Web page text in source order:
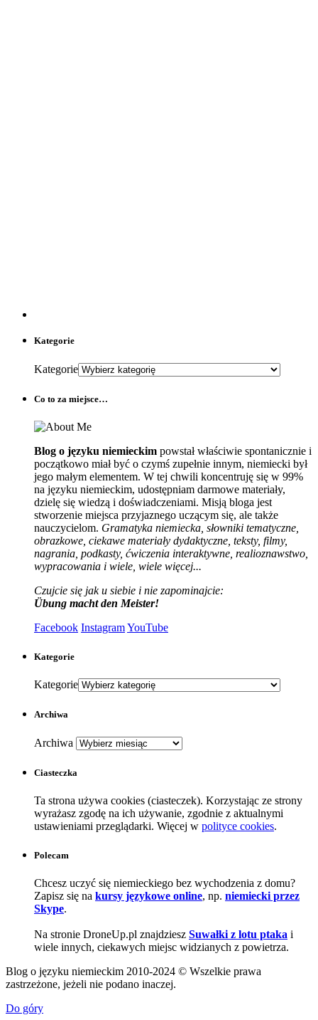
Kategorie
Kategorie
Co to za miejsce…
Blog o języku niemieckim powstał właściwie spontanicznie i
początkowo miał być o czymś zupełnie innym, niemiecki był
jego małym elementem. W tej chwili koncentruję się w 99%
na języku niemieckim, udostępniam darmowe materiały,
dzielę się wiedzą i doświadczeniami. Misją bloga jest
stworzenie miejsca przyjaznego uczącym się, ale także
nauczycielom. Gramatyka niemiecka, słowniki tematyczne,
obrazkowe, ciekawe materiały dydaktyczne, teksty, filmy,
nagrania, podkasty, ćwiczenia interaktywne, realioznawstwo,
wypracowania i wiele, wiele więcej...
Czujcie się jak u siebie i nie zapominajcie:
Übung macht den Meister!
Facebook InstagramYouTube
Kategorie
Kategorie
Archiwa
Archiwa
Ciasteczka
Ta strona używa cookies (ciasteczek). Korzystając ze strony
wyrażasz zgodę na ich używanie, zgodnie z aktualnymi
ustawieniami przeglądarki. Więcej w polityce cookies.
Polecam
Chcesz uczyć się niemieckiego bez wychodzenia z domu?
Zapisz się na kursy językowe online, np. niemiecki przez
Skype.
Na stronie DroneUp.pl znajdziesz Suwałki z lotu ptaka i
wiele innych, ciekawych miejsc widzianych z powietrza.
Blog o języku niemieckim 2010-2024 © Wszelkie prawa
zastrzeżone, jeżeli nie podano inaczej.
Do góry